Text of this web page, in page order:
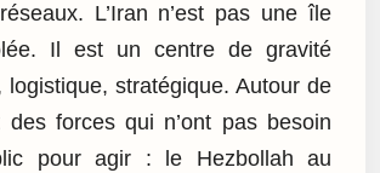
L’Iran n’est pas une île
Il est un centre de gravité
logistique, stratégique. Autour de
des forces qui n’ont pas besoin
pour agir : le Hezbollah au